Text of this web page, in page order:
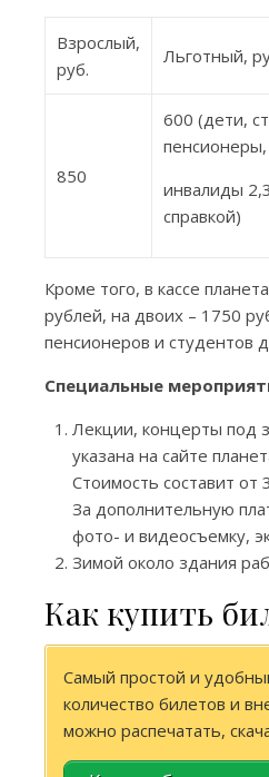
Взрослый,
руб.
Льготный,
850
600 (дети,
инвалиды
справкой)
Кроме того, в кассе
рублей, на двоих – 1750
пенсионеров и студентов
Специальные
Лекции, концерты под
указана на сайте
Стоимость составит от
За дополнительную
фото- и видеосъемку,
Зимой около здания
Как купить
Самый простой и
количество билетов и
можно распечатать,